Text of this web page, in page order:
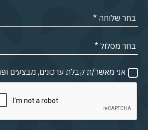
אני מאשר/ת קבלת עדכונים, מבצעים